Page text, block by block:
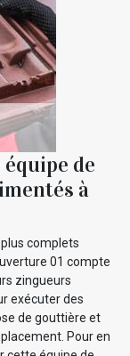
de
à
complets
01 compte
zingueurs
exécuter des
de gouttière et
Pour en